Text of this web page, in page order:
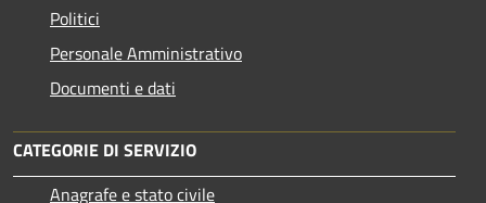
Politici
Personale Amministrativo
Documenti e dati
CATEGORIE DI SERVIZIO
Anagrafe e stato civile